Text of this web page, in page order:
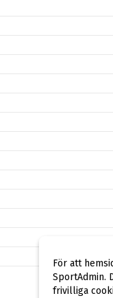
För att
SportAdmin.
frivilliga